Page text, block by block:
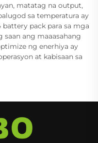
matatag na output,
sa temperatura ay
pack para sa mga
ang maaasahang
ng enerhiya ay
at kabisaan sa